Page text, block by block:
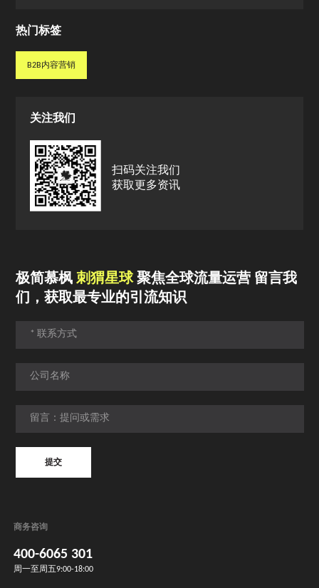
热门标签
B2B内容营销
关注我们
扫码关注我们
获取更多资讯
极简慕枫刺猬星球聚焦全球流量运营 留言我
们，获取最专业的引流知识
提交
商务咨询
400-6065 301
周一至周五9:00-18:00